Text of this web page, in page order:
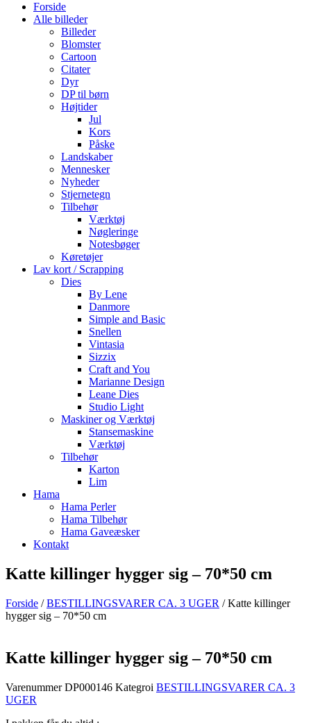
Forside
Alle billeder
Billeder
Blomster
Cartoon
Citater
Dyr
DP til børn
Højtider
Jul
Kors
Påske
Landskaber
Mennesker
Nyheder
Stjernetegn
Tilbehør
Værktøj
Nøgleringe
Notesbøger
Køretøjer
Lav kort / Scrapping
Dies
By Lene
Danmore
Simple and Basic
Snellen
Vintasia
Sizzix
Craft and You
Marianne Design
Leane Dies
Studio Light
Maskiner og Værktøj
Stansemaskine
Værktøj
Tilbehør
Karton
Lim
Hama
Hama Perler
Hama Tilbehør
Hama Gaveæsker
Kontakt
Katte killinger hygger sig – 70*50 cm
Forside /BESTILLINGSVARER CA. 3 UGER / Katte killinger
hygger sig – 70*50 cm
Katte killinger hygger sig – 70*50 cm
VarenummerDP000146 Kategroi BESTILLINGSVARER CA. 3
UGER